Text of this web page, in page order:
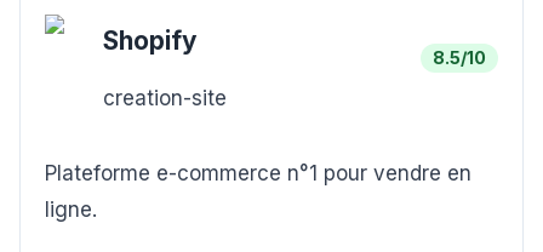
Shopify
creation-site
8.5/10
Plateforme e-commerce n°1 pour vendre en
ligne.